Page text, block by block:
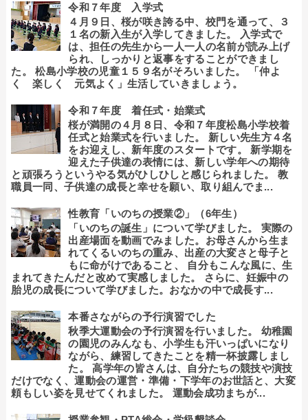
令和７年度 入学式
４月９日、桜が咲き誇る中、校門を通って、３
１名の新入生が入学してきました。 入学式で
は、担任の先生から一人一人の名前が読み上げ
られ、しっかりと返事をすることができまし
た。 松島小学校の児童１５９名がそろいました。 「仲よ
く 楽しく 元気よく」生活していきましょう。
令和７年度 着任式・始業式
桜が満開の４月８日、令和７年度松島小学校着
任式と始業式を行いました。 新しい先生方４名
をお迎えし、新年度のスタートです。 新学期を
迎えた子供達の表情には、新しい学年への期待
と頑張ろうというやる気がひしひしと感じられました。 教
職員一同、子供達の成長と幸せを願い、取り組んでま...
性教育「いのちの授業②」（6年生）
「いのちの誕生」について学びました。 実際の
出産場面を動画でみました。お母さんから生ま
れてくるいのちの重み、出産の大変さと母子と
もに命がけであること、 自分もこんな風に、生
まれてきたんだと改めて実感しました。 さらに、妊娠中の
胎児の成長について学びました。おなかの中で成長す...
本番さながらの予行演習でした
秋季大運動会の予行演習を行いました。 幼稚園
の園児のみんなも、小学生も汗いっぱいになり
ながら、練習してきたことを精一杯披露しまし
た。 高学年の皆さんは、自分たちの競技や演技
だけでなく、運動会の運営・準備・下学年のお世話と、大変
頼もしい姿を見せてくれました。 運動会成功まちが...